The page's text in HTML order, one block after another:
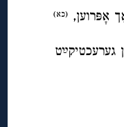
אָפּרוען,(כא)
גערעכטיקײַט